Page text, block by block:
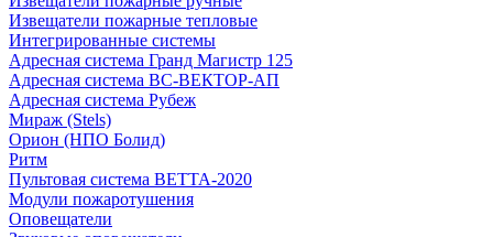
Извещатели пожарные тепловые
Интегрированные системы
Адресная система Гранд Магистр 125
Адресная система ВС-ВЕКТОР-АП
Адресная система Рубеж
Мираж (Stels)
Орион (НПО Болид)
Ритм
Пультовая система ВЕТТА-2020
Модули пожаротушения
Оповещатели